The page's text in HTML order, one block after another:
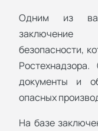
Одним из
заключение
безопасности,
документы и
опасных
На базе